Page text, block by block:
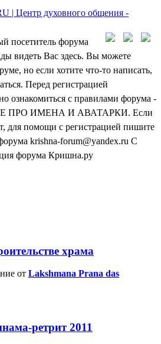
посетитель форума
видеть Вас здесь. Вы можете
но если хотите что-то написать,
Перед регистрацией
ознакомиться с правилами форума -
ПРО ИМЕНА И АВАТАРКИ. Если
для помощи с регистрацией пишите
krishna-forum@yandex.ru С
форума Кришна.ру
храма
от Lakshmana Prana das
ретрит 2011